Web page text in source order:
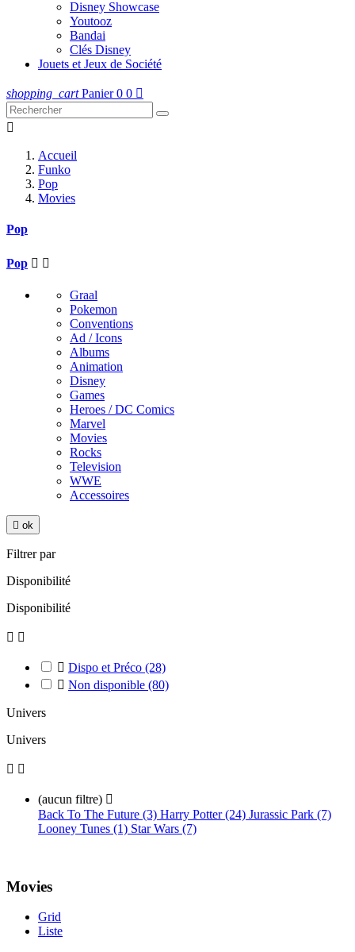
Disney Showcase
Youtooz
Bandai
Clés Disney
Jouets et Jeux de Société
shopping_cart Panier 0 0 

Accueil
Funko
Pop
Movies
Pop
Pop  
Graal
Pokemon
Conventions
Ad / Icons
Albums
Animation
Disney
Games
Heroes / DC Comics
Marvel
Movies
Rocks
Television
WWE
Accessoires
 ok
Filtrer par
Disponibilité
Disponibilité
 
 Dispo et Préco (28)
 Non disponible (80)
Univers
Univers
 
(aucun filtre) 
Back To The Future (3) Harry Potter (24) Jurassic Park (7)
Looney Tunes (1) Star Wars (7)
Movies
Grid
Liste